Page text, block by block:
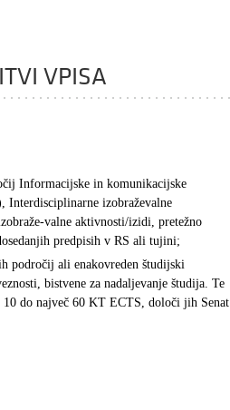
VPISA
Informacijske in komunikacijske
Interdisciplinarne izobraževalne
valne aktivnosti/izidi, pretežno
predpisih v RS ali tujini;
področij ali enakovreden študijski
bistvene za nadaljevanje študija. Te
do največ 60 KT ECTS, določi jih Senat